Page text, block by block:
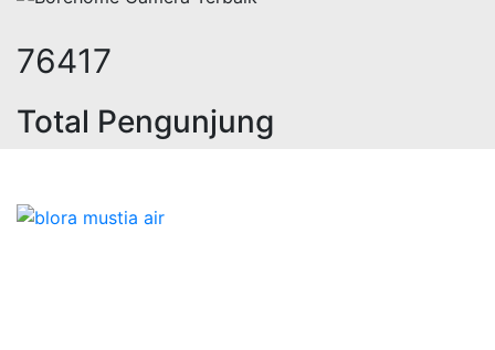
94052
Total Pengunjung